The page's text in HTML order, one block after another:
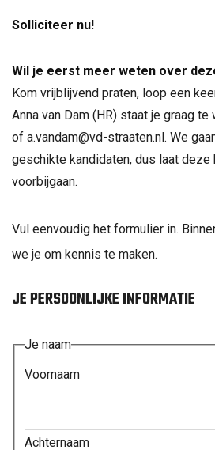
Solliciteer nu!
Wil je eerst meer weten over
Kom vrijblijvend praten, loop een
Anna van Dam (HR) staat je graag
of a.vandam@vd-straaten.nl. We
geschikte kandidaten, dus laat deze
voorbijgaan.
Vul eenvoudig het formulier in.
we je om kennis te maken.
JE PERSOONLIJKE INFORMATIE
Je naam
Voornaam
Achternaam